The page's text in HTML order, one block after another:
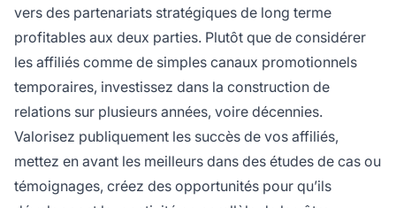
vers des partenariats stratégiques de long terme
profitables aux deux parties. Plutôt que de considérer
les affiliés comme de simples canaux promotionnels
temporaires, investissez dans la construction de
relations sur plusieurs années, voire décennies.
Valorisez publiquement les succès de vos affiliés,
mettez en avant les meilleurs dans des études de cas ou
témoignages, créez des opportunités pour qu’ils